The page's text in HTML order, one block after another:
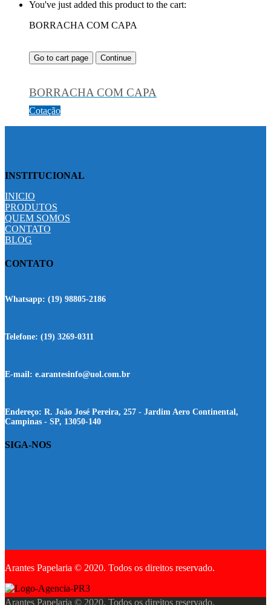
You've just added this product to the cart:
BORRACHA COM CAPA
Go to cart page Continue
BORRACHA COM CAPA
Cotação
INSTITUCIONAL
INICIO
PRODUTOS
QUEM SOMOS
CONTATO
BLOG
CONTATO
Whatsapp: (19) 98805-2186
Telefone: (19) 3269-0311
E-mail: e.arantesinfo@uol.com.br
Endereço: R. João José Pereira, 257 - Jardim Aero Continental,
Campinas - SP, 13050-140
SIGA-NOS
Arantes Papelaria © 2020. Todos os direitos reservado.
Arantes Papelaria © 2020. Todos os direitos reservado.